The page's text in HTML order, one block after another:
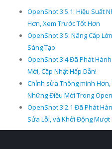
OpenShot 3.5.1: Hiệu Suất
Hơn, Xem Trước Tốt Hơn
OpenShot 3.5: Nâng Cấp
Sáng Tạo
OpenShot 3.4 Đã Phát
Mới, Cập Nhật Hấp Dẫn!
Chỉnh sửa Thông minh
Những Điều Mới Trong
OpenShot 3.2.1 Đã Phát
Sửa Lỗi, và Khởi Động Mượt